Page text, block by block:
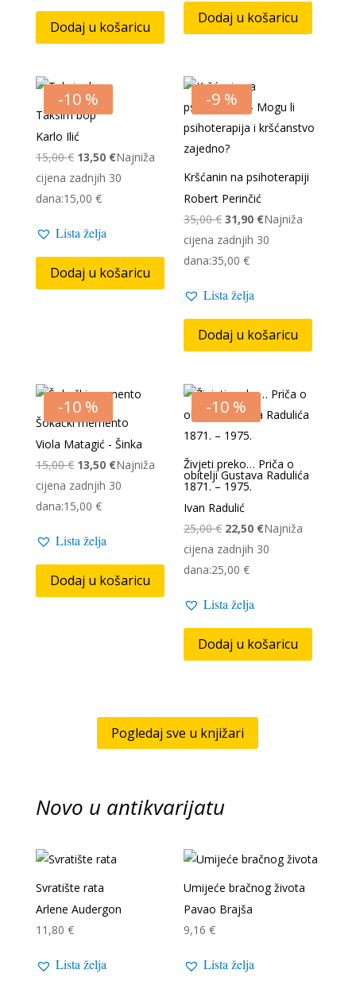
Dodaj u košaricu
Dodaj u košaricu
-10 %
Taksim bop
Karlo Ilić
15,00€ Izvorna
cijena
bila
15,00 €.
13,50 €Trenutna
cijena
Najniža
cijena zadnjih 30
dana:15,00 €
Lista želja
Dodaj u košaricu
-9 %
Kršćanin na psihoterapiji
Robert Perinčić
35,00€ Izvorna
cijena
bila
35,00 €.
31,90 €Trenutna
cijena
Najniža
cijena zadnjih 30
dana:35,00€
Lista želja
Dodaj u košaricu
-10 %
Šokački memento
Viola Matagić - Šinka
15,00€ Izvorna
cijena
bila
15,00 €.
13,50 €Trenutna
cijena
Najniža
cijena zadnjih 30
dana:15,00 €
Lista želja
Dodaj u košaricu
-10 %
Živjeti preko… Priča o
obitelji Gustava Radulića
1871. – 1975.
Ivan Radulić
25,00€ Izvorna
cijena
bila
25,00 €.
22,50 €Trenutna
cijena
Najniža
cijena zadnjih 30
dana:25,00€
Lista želja
Dodaj u košaricu
Pogledaj sve u knjižari
Novo u antikvarijatu
Svratište rata
Arlene Audergon
11,80 €
Lista želja
Umijeće bračnog života
Pavao Brajša
9,16€
Lista želja